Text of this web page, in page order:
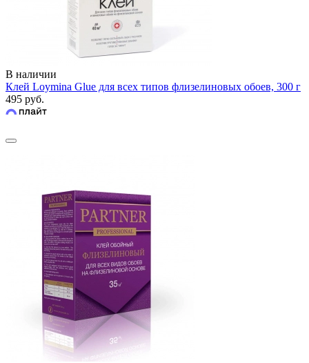
В наличии
Клей Loymina Glue для всех типов флизелиновых обоев, 300 г
495 руб.